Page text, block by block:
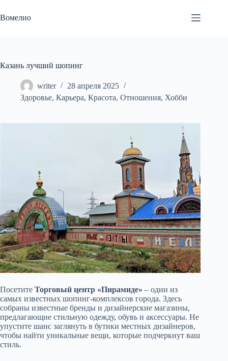
к
сути
Вомелио
Казань лучший шопинг
writer
28 апреля 2025
Здоровье, Карьера, Красота, Отношения, Хобби
Посетите Торговый центр «Пирамиде» – один из
самых известных шопинг-комплексов города. Здесь
собраны известные бренды и дизайнерские магазины,
предлагающие стильную одежду, обувь и аксессуары. Не
упустите шанс заглянуть в бутики местных дизайнеров,
чтобы найти уникальные вещи, которые подчеркнут ваш
стиль.